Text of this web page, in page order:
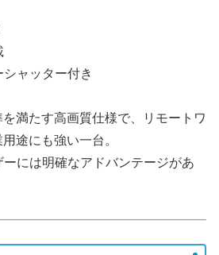
ャッター付き
満たす高画質仕様で、リモートワ
途にも強い一台。
には明確なアドバンテージがあ